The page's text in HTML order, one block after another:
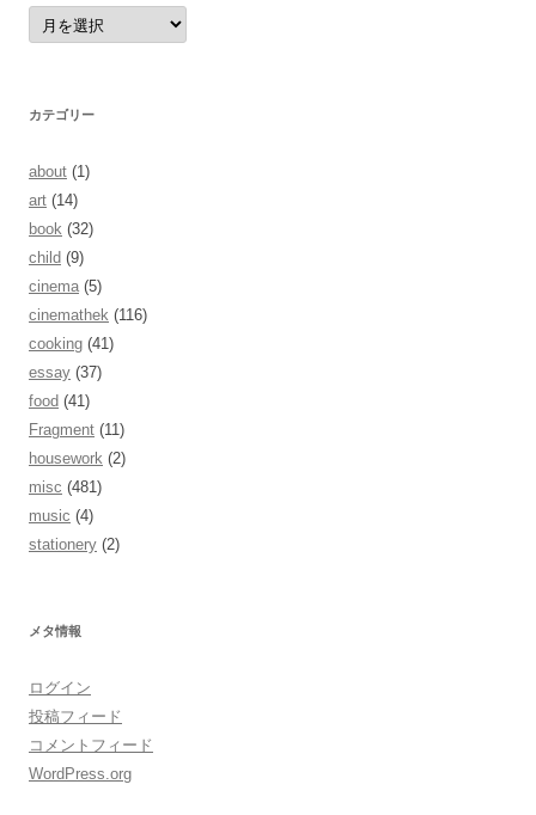
ア
ー
カ
カテゴリー
about (1)
art (14)
book (32)
child (9)
cinema (5)
cinemathek (116)
cooking (41)
essay (37)
food (41)
Fragment (11)
housework (2)
misc (481)
music (4)
stationery (2)
メタ情報
ログイン
投稿フィード
コメントフィード
WordPress.org